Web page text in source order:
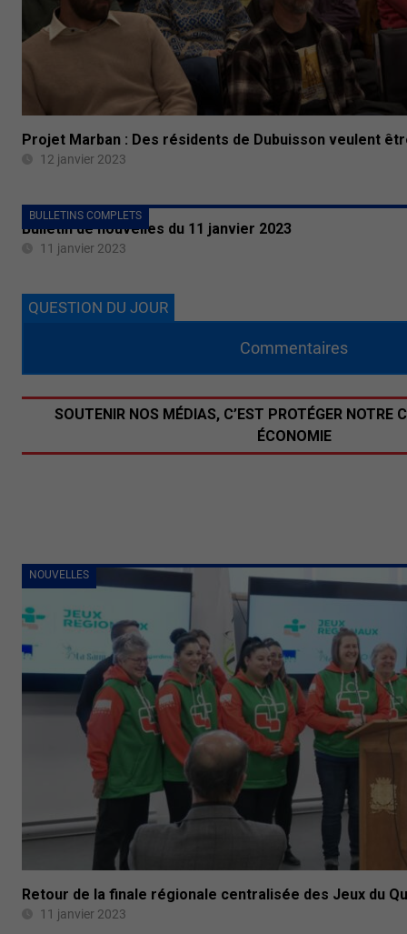
Projet Marban : Des résidents de Dubuisson veulent
12 janvier 2023
BULLETINS COMPLETS
Bulletin de nouvelles du 11 janvier 2023
11 janvier 2023
NOUVELLES
Retour de la finale régionale centralisée des Jeux du
11 janvier 2023
QUESTION DU JOUR
Commentaires
SOUTENIR NOS MÉDIAS, C’EST PROTÉGER NOTRE
ÉCONOMIE